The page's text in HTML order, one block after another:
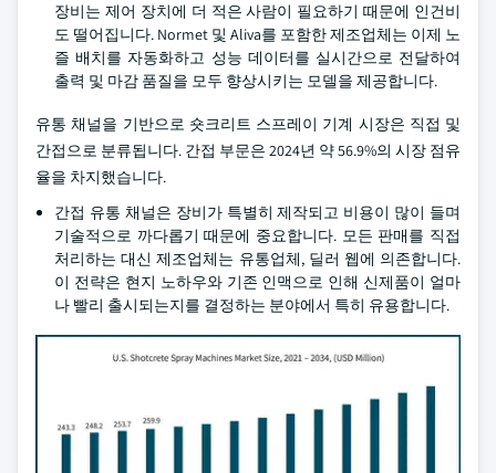
장비는 제어 장치에 더 적은 사람이 필요하기 때문에 인건비
도 떨어집니다. Normet 및 Aliva를 포함한 제조업체는 이제 노
즐 배치를 자동화하고 성능 데이터를 실시간으로 전달하여
출력 및 마감 품질을 모두 향상시키는 모델을 제공합니다.
유통 채널을 기반으로 숏크리트 스프레이 기계 시장은 직접 및
간접으로 분류됩니다. 간접 부문은 2024년 약 56.9%의 시장 점유
율을 차지했습니다.
간접 유통 채널은 장비가 특별히 제작되고 비용이 많이 들며
기술적으로 까다롭기 때문에 중요합니다. 모든 판매를 직접
처리하는 대신 제조업체는 유통업체, 딜러 웹에 의존합니다.
이 전략은 현지 노하우와 기존 인맥으로 인해 신제품이 얼마
나 빨리 출시되는지를 결정하는 분야에서 특히 유용합니다.